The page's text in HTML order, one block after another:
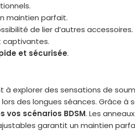
maintien parfait.
de lier d’autres accessoires.
captivantes.
et sécurisée.
explorer des sensations de
des longues séances. Grâce à
vos scénarios BDSM. Les
garantit un maintien